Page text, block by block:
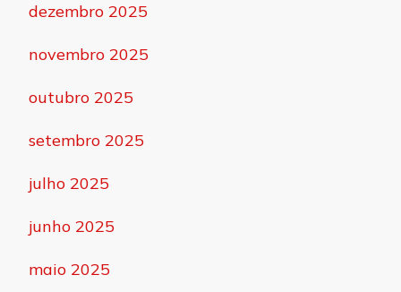
dezembro 2025
novembro 2025
outubro 2025
setembro 2025
julho 2025
junho 2025
maio 2025